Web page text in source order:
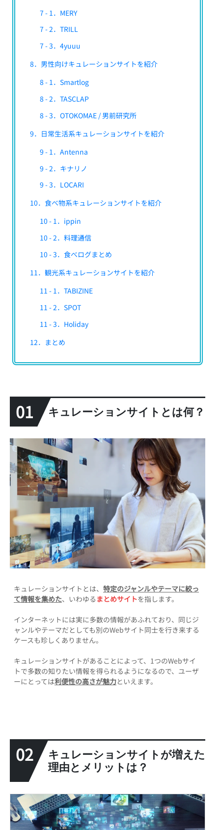
7 - 1．MERY
7 - 2．TRILL
7 - 3．4yuuu
8．男性向けキュレーションサイトを紹介
8 - 1．Smartlog
8 - 2．TASCLAP
8 - 3．OTOKOMAE / 男前研究所
9．日常生活系キュレーションサイトを紹介
9 - 1．Antenna
9 - 2．キナリノ
9 - 3．LOCARI
10．食べ物系キュレーションサイトを紹介
10 - 1．ippin
10 - 2．料理通信
10 - 3．食べログまとめ
11．観光系キュレーションサイトを紹介
11 - 1．TABIZINE
11 - 2．SPOT
11 - 3．Holiday
12．まとめ
01 キュレーションサイトとは何？
キュレーションサイトとは、 特定のジャンルやテーマに絞っ
て情報を集めた、いわゆるまとめサイトを指します。
インターネットには実に多数の情報があふれており、同じジ
ャンルやテーマだとしても別のWebサイト同士を行き来する
ケースも珍しくありません。
キュレーションサイトがあることによって、1つのWebサイ
トで多数の知りたい情報を得られるようになるので、ユーザ
ーにとっては利便性の高さが魅力といえます。
02
キュレーションサイトが増えた
理由とメリットは？